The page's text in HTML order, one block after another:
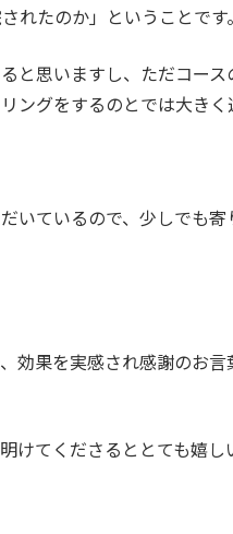
れたのか」ということです。
と思いますし、ただコー
グをするのとでは大きく
いているので、少しでも
効果を実感され感謝のお
てくださるととても嬉し